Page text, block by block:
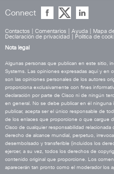
Connect
Contactos Comentarios Ayuda Mapa
Declaración de privacidad
Política de
Nota legal
Algunas personas que publican en este sitio,
Systems. Las opiniones expresadas aquí y en
son las opiniones personales de los autores
proporciona exclusivamente con fines
declaración por parte de Cisco ni de ningún
en general. No se debe publicar en él ninguna
publicar, acepta ser el único responsable de
de los enlaces que proporcione o que cargue
Cisco de cualquier responsabilidad
derecho de alcance mundial, perpetuo,
desembolsado y transferible (incluidos los
ejercer, a su vez, todos los derechos de
contenido original que proporcione. Los
aparecerán tan pronto como el moderador los